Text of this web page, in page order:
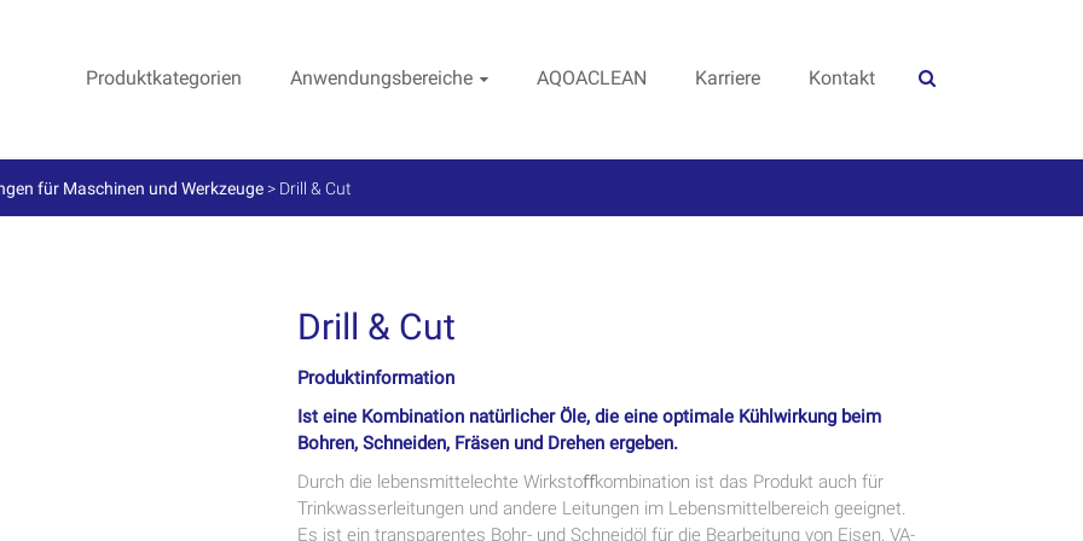
Produktkategorien Anwendungsbereiche AQOACLEAN Karriere Kontakt
für Maschinen und Werkzeuge > Drill & Cut
Drill & Cut
Produktinformation
Ist eine Kombination natürlicher Öle, die eine optimale Kühlwirkung beim
Bohren, Schneiden, Fräsen und Drehen ergeben.
Durch die lebensmittelechte Wirkstoﬀkombination ist das Produkt auch für
Trinkwasserleitungen und andere Leitungen im Lebensmittelbereich geeignet.
Es ist ein transparentes Bohr- und Schneidöl für die Bearbeitung von Eisen, VA-